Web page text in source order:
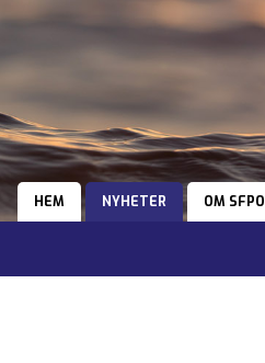
HEM NYHETER OM SFPO